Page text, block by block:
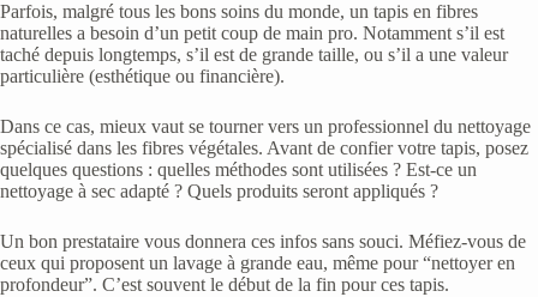
Parfois, malgré tous les bons soins du monde, un tapis en fibres
naturelles a besoin d’un petit coup de main pro. Notamment s’il est
taché depuis longtemps, s’il est de grande taille, ou s’il a une valeur
particulière (esthétique ou financière).
Dans ce cas, mieux vaut se tourner vers un professionnel du nettoyage
spécialisé dans les fibres végétales. Avant de confier votre tapis, posez
quelques questions : quelles méthodes sont utilisées ? Est-ce un
nettoyage à sec adapté ? Quels produits seront appliqués ?
Un bon prestataire vous donnera ces infos sans souci. Méfiez-vous de
ceux qui proposent un lavage à grande eau, même pour “nettoyer en
profondeur”. C’est souvent le début de la fin pour ces tapis.